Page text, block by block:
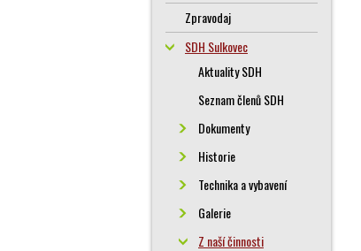
Zpravodaj
SDH Sulkovec
Aktuality SDH
Seznam členů SDH
Dokumenty
Historie
Technika a vybavení
Galerie
Z naší činnosti